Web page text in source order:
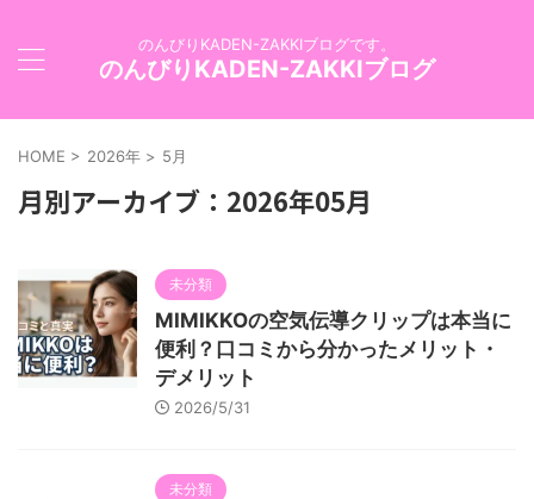
のんびりKADEN-ZAKKIブログです。
のんびりKADEN-ZAKKIブログ
HOME > 2026年 > 5月
月別アーカイブ：2026年05月
未分類
MIMIKKOの空気伝導クリップは本当に
便利？口コミから分かったメリット・
デメリット
2026/5/31
未分類